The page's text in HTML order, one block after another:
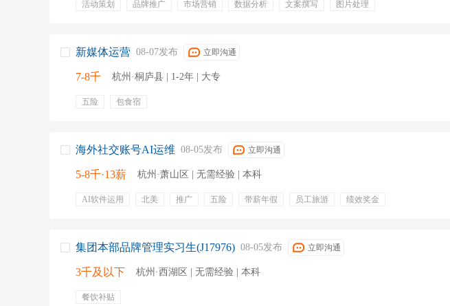
活动策划 品牌推广 市场营销 数据分析 文案撰写
图片处理
新媒体运营 08-07发布 立即沟通
7-8千 杭州·桐庐县 | 1-2年 | 大专
五险 包食宿
海外社交账号AI运维 08-05发布 立即沟通
5-8千·13薪 杭州·萧山区 | 无需经验 | 本科
AI软件运用 北美 推广 五险 带薪年假 员工旅游
绩效奖金
集团本部品牌管理实习生(J17976) 08-05发布 立即沟通
3千及以下 杭州·西湖区 | 无需经验 | 本科
餐饮补贴